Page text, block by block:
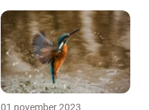
01 november 2023